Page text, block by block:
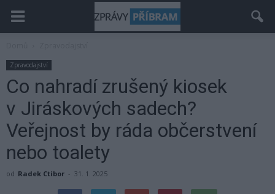
Zpravodajství
Co nahradí zrušený kiosek
v Jiráskových sadech?
Veřejnost by ráda občerstvení
nebo toalety
od Radek Ctibor - 31. 1. 2025